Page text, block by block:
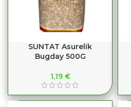
SUNTAT Asurelik
Bugday 500G
1,19 €